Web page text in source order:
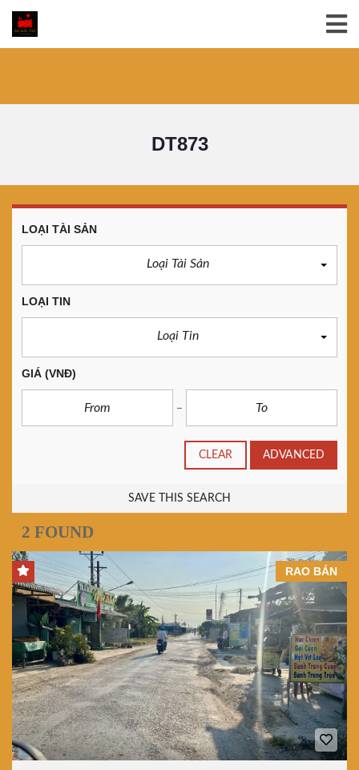
DT873
LOẠI TÀI SẢN
Loại Tài Sản
LOẠI TIN
Loại Tin
GIÁ (VNĐ)
CLEAR ADVANCED
SAVE THIS SEARCH
2 FOUND
RAO BÁN